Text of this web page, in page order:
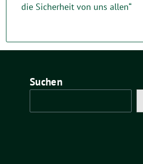
die Sicherheit von uns allen“
Suchen